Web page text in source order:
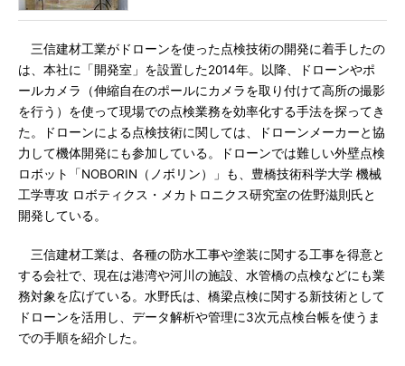
三信建材工業がドローンを使った点検技術の開発に着手したの
は、本社に「開発室」を設置した2014年。以降、ドローンやポ
ールカメラ（伸縮自在のポールにカメラを取り付けて高所の撮影
を行う）を使って現場での点検業務を効率化する手法を探ってき
た。ドローンによる点検技術に関しては、ドローンメーカーと協
力して機体開発にも参加している。ドローンでは難しい外壁点検
ロボット「NOBORIN（ノボリン）」も、豊橋技術科学大学 機械
工学専攻 ロボティクス・メカトロニクス研究室の佐野滋則氏と
開発している。
三信建材工業は、各種の防水工事や塗装に関する工事を得意と
する会社で、現在は港湾や河川の施設、水管橋の点検などにも業
務対象を広げている。水野氏は、橋梁点検に関する新技術として
ドローンを活用し、データ解析や管理に3次元点検台帳を使うま
での手順を紹介した。